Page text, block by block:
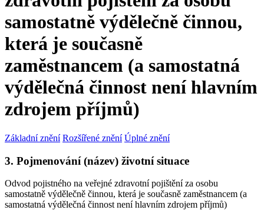
samostatně výdělečně činnou,
která je současně
zaměstnancem (a samostatná
výdělečná činnost není hlavním
zdrojem příjmů)
Základní znění Rozšířené znění Úplné znění
3. Pojmenování (název) životní situace
Odvod pojistného na veřejné zdravotní pojištění za osobu
samostatně výdělečně činnou, která je současně zaměstnancem (a
samostatná výdělečná činnost není hlavním zdrojem příjmů)